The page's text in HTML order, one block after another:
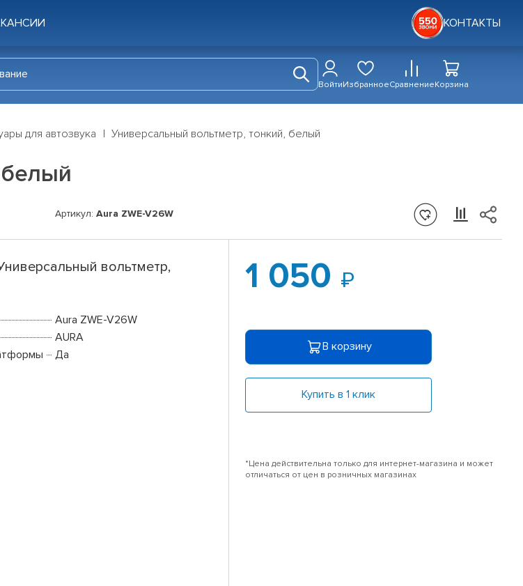
КОНТАКТЫ
ВойтиИзбранноеСравнениеКорзина
для автозвука Универсальный вольтметр, тонкий, белый
Артикул: Aura ZWE-V26W
вольтметр,
Aura ZWE-V26W
AURA
Да
1 050
В корзину
Купить в 1 клик
*Цена действительна только для интернет-магазина и может
отличаться от цен в розничных магазинах